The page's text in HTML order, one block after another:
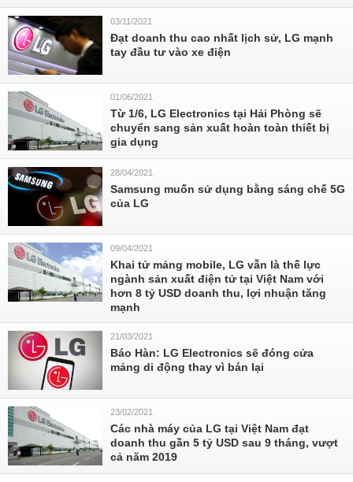
03/11/2021
Đạt doanh thu cao nhất lịch sử, LG mạnh
tay đầu tư vào xe điện
01/06/2021
Từ 1/6, LG Electronics tại Hải Phòng sẽ
chuyển sang sản xuất hoàn toàn thiết bị
gia dụng
28/04/2021
Samsung muốn sử dụng bằng sáng chế 5G
của LG
09/04/2021
Khai tử mảng mobile, LG vẫn là thế lực
ngành sản xuất điện tử tại Việt Nam với
hơn 8 tỷ USD doanh thu, lợi nhuận tăng
mạnh
21/03/2021
Báo Hàn: LG Electronics sẽ đóng cửa
mảng di động thay vì bán lại
23/02/2021
Các nhà máy của LG tại Việt Nam đạt
doanh thu gần 5 tỷ USD sau 9 tháng, vượt
cả năm 2019